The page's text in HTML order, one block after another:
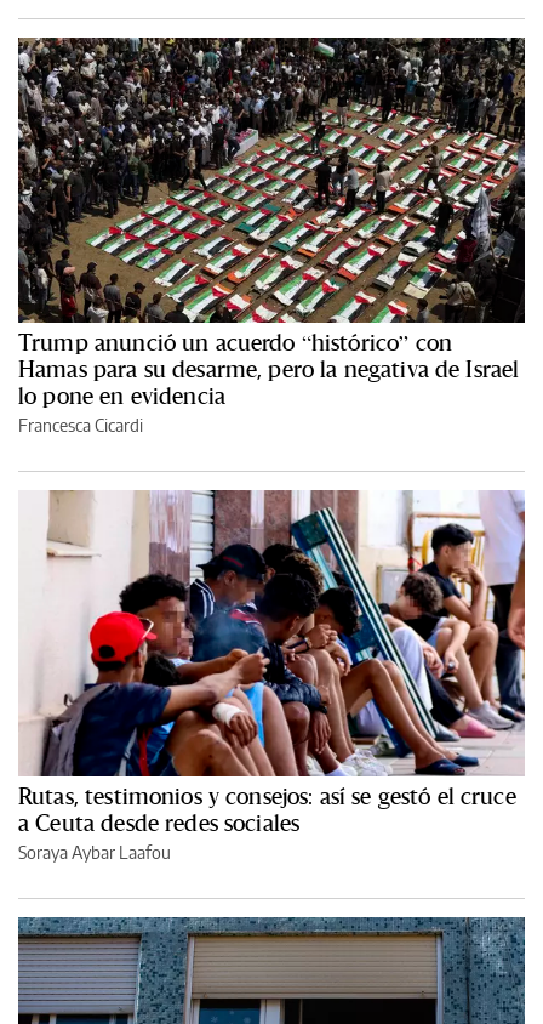
Trump anunció un acuerdo “histórico” con
Hamas para su desarme, pero la negativa de Israel
lo pone en evidencia
Francesca Cicardi
Rutas, testimonios y consejos: así se gestó el cruce
a Ceuta desde redes sociales
Soraya Aybar Laafou